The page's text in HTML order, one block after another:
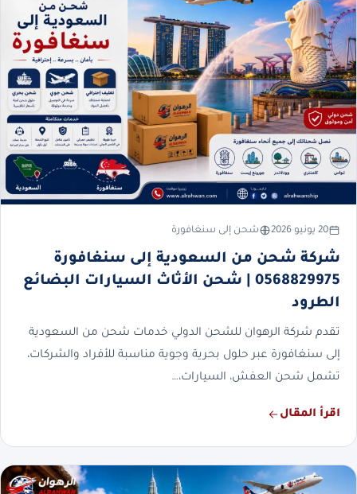
20 يونيو 2026 شحن إلى سنغافورة
شركة شحن من السعودية إلى سنغافورة
0568829975 | شحن الأثاث السيارات البضائع
الطرود
تقدم شركة الرهوان للشحن الدولي خدمات شحن من السعودية
إلى سنغافورة عبر حلول بحرية وجوية مناسبة للأفراد والشركات،
تشمل شحن العفش، السيارات،…
اقرأ المقال